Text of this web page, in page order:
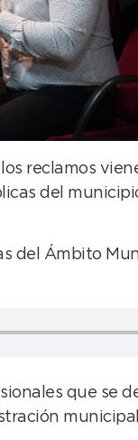
reclamos
del
del Ámbito
que se